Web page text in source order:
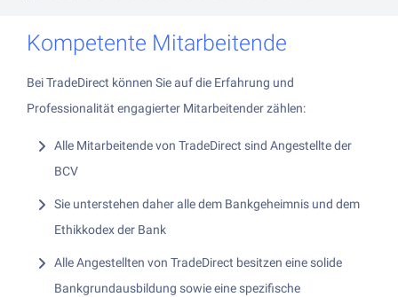
Kompetente Mitarbeitende
Bei TradeDirect können Sie auf die Erfahrung und
Professionalität engagierter Mitarbeitender zählen:
Alle Mitarbeitende von TradeDirect sind Angestellte der
BCV
Sie unterstehen daher alle dem Bankgeheimnis und dem
Ethikkodex der Bank
Alle Angestellten von TradeDirect besitzen eine solide
Bankgrundausbildung sowie eine spezifische